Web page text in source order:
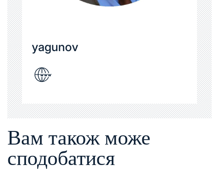
yagunov
Вам також може
сподобатися